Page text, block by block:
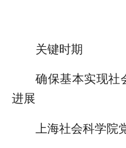
关键时期
确保基本实现社
进展
上海社会科学院